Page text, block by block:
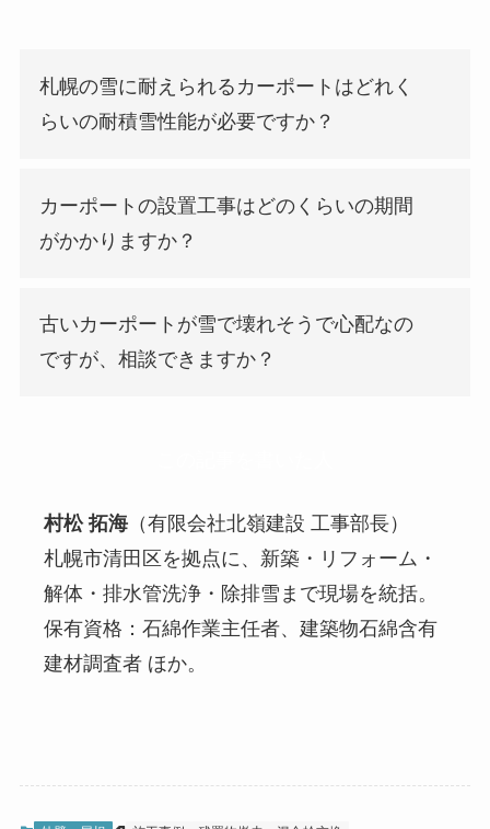
札幌の雪に耐えられるカーポートはどれく
らいの耐積雪性能が必要ですか？
カーポートの設置工事はどのくらいの期間
がかかりますか？
古いカーポートが雪で壊れそうで心配なの
ですが、相談できますか？
村松 拓海 （有限会社北嶺建設 工事部長）
札幌市清田区を拠点に、新築・リフォーム・
解体・排水管洗浄・除排雪まで現場を統括。
保有資格：石綿作業主任者、建築物石綿含有
建材調査者 ほか。